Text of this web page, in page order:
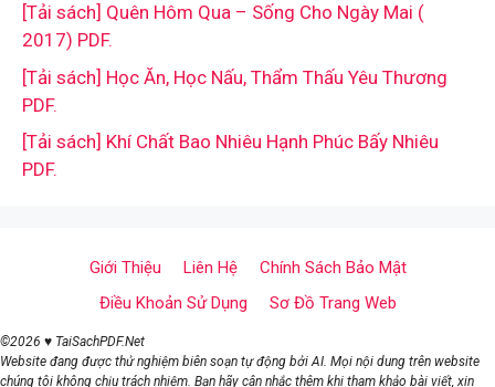
[Tải sách] Quên Hôm Qua – Sống Cho Ngày Mai (
2017) PDF.
[Tải sách] Học Ăn, Học Nấu, Thẩm Thấu Yêu Thương
PDF.
[Tải sách] Khí Chất Bao Nhiêu Hạnh Phúc Bấy Nhiêu
PDF.
Giới Thiệu Liên Hệ
Chính Sách Bảo Mật
Điều Khoản Sử Dụng
Sơ Đồ Trang Web
©2026 ♥ TaiSachPDF.Net
Website đang được thử nghiệm biên soạn tự động bởi AI. Mọi nội dung trên website
chúng tôi không chịu trách nhiệm. Bạn hãy cân nhắc thêm khi tham khảo bài viết, xin